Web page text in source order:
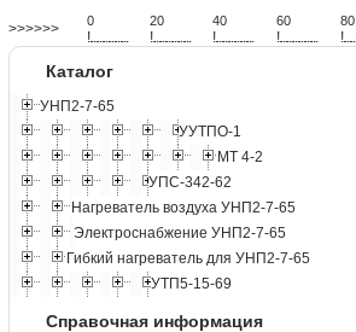
>>>>>> 0
!...................
20
!...................
40
!...................
60
!...................
80
!.......
Каталог
УНП2-7-65
УУТПО-1
МТ 4-2
УПС-342-62
Нагреватель воздуха УНП2-7-65
Электроснабжение УНП2-7-65
Гибкий нагреватель для УНП2-7-65
УТП5-15-69
Справочная информация